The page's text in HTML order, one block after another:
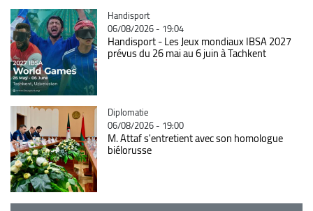
Catégorie
Handisport
06/08/2026 - 19:04
Handisport - Les Jeux mondiaux IBSA 2027
prévus du 26 mai au 6 juin à Tachkent
Catégorie
Diplomatie
06/08/2026 - 19:00
M. Attaf s'entretient avec son homologue
biélorusse